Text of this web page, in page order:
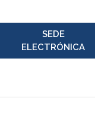
SEDE
ELECTRÓNICA